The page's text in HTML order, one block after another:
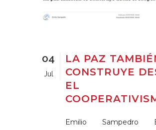
04
Jul
LA PAZ
CONSTRUYE
EL
Emilio Sampedro